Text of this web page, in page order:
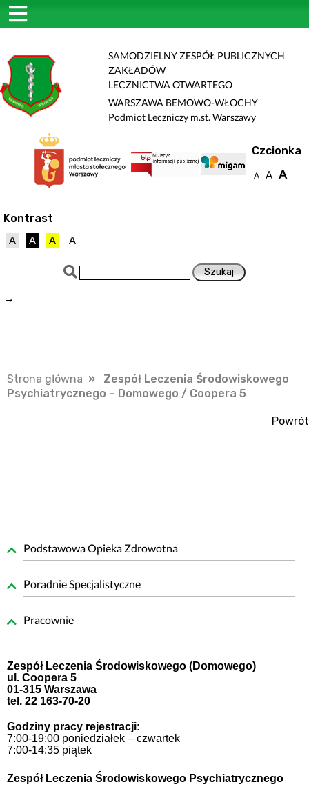
SAMODZIELNY ZESPÓŁ PUBLICZNYCH
ZAKŁADÓW
LECZNICTWA OTWARTEGO
WARSZAWA BEMOWO-WŁOCHY
Podmiot Leczniczy m.st. Warszawy
Czcionka
A A A
Kontrast
A A A A
→
Strona główna » Zespół Leczenia Środowiskowego
Psychiatrycznego – Domowego / Coopera 5
Powrót
Podstawowa Opieka Zdrowotna
Poradnie Specjalistyczne
Pracownie
Zespół Leczenia Środowiskowego (Domowego)
ul. Coopera 5
01-315 Warszawa
tel. 22 163-70-20
Godziny pracy rejestracji:
7:00-19:00 poniedziałek – czwartek
7:00-14:35 piątek
Zespół Leczenia Środowiskowego Psychiatrycznego